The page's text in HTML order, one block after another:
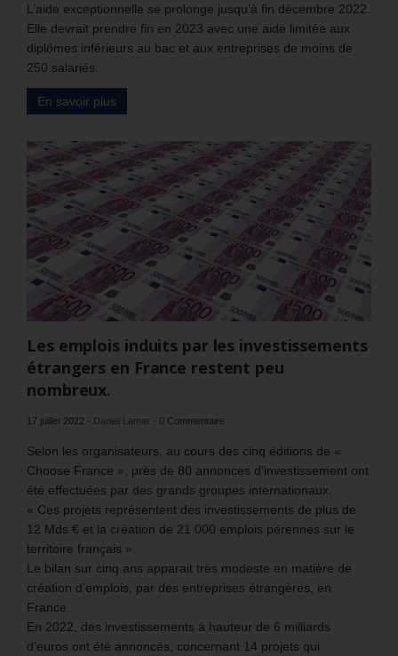
L’aide exceptionnelle se prolonge jusqu’à fin décembre 2022.
Elle devrait prendre fin en 2023 avec une aide limitée aux
diplômes inférieurs au bac et aux entreprises de moins de
250 salariés.
En savoir plus
Les emplois induits par les investissements
étrangers en France restent peu
nombreux.
17 juillet 2022 - Daniel Lamar - 0 Commentaire
Selon les organisateurs, au cours des cinq éditions de «
Choose France », près de 80 annonces d’investissement ont
été effectuées par des grands groupes internationaux.
« Ces projets représentent des investissements de plus de
12 Mds € et la création de 21 000 emplois pérennes sur le
territoire français ».
Le bilan sur cinq ans apparait très modeste en matière de
création d’emplois, par des entreprises étrangères, en
France.
En 2022, des investissements à hauteur de 6 milliards
d’euros ont été annoncés, concernant 14 projets qui